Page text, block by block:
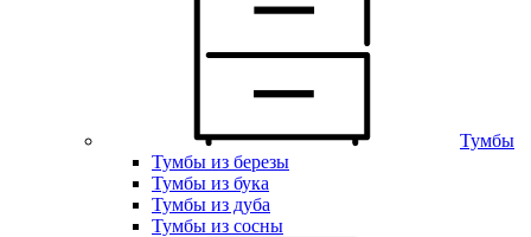
Тумбы
Тумбы из березы
Тумбы из бука
Тумбы из дуба
Тумбы из сосны